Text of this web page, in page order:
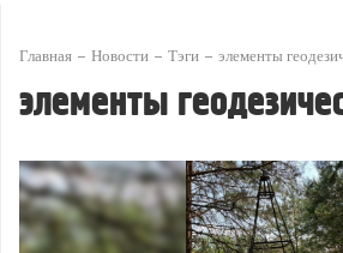
Главная Новости Тэги элементы
элементы